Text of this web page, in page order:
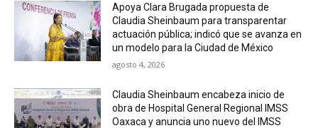
Apoya Clara Brugada propuesta de
Claudia Sheinbaum para transparentar
actuación pública; indicó que se avanza en
un modelo para la Ciudad de México
agosto 4, 2026
Claudia Sheinbaum encabeza inicio de
obra de Hospital General Regional IMSS
Oaxaca y anuncia uno nuevo del IMSS